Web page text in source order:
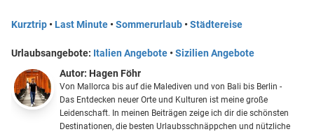
Kurztrip • Last Minute •Sommerurlaub •Städtereise
Urlaubsangebote: Italien Angebote •Sizilien Angebote
Autor: Hagen Föhr
Von Mallorca bis auf die Malediven und von Bali bis Berlin -
Das Entdecken neuer Orte und Kulturen ist meine große
Leidenschaft. In meinen Beiträgen zeige ich dir die schönsten
Destinationen, die besten Urlaubsschnäppchen und nützliche